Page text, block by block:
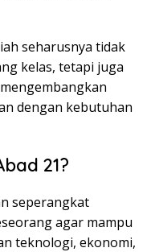
seharusnya tidak
kelas, tetapi juga
dengan kebutuhan
21?
seperangkat
agar mampu
teknologi, ekonomi,